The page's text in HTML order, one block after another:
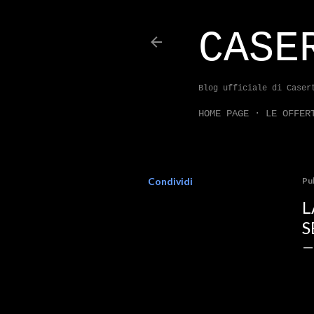
Blog ufficiale di
HOME PAGE LE
Condividi